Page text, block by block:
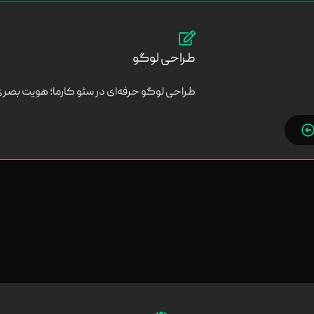
طراحی لوگو
طراحی لوگو حرفه‌ای در سئو کارما؛ هویت